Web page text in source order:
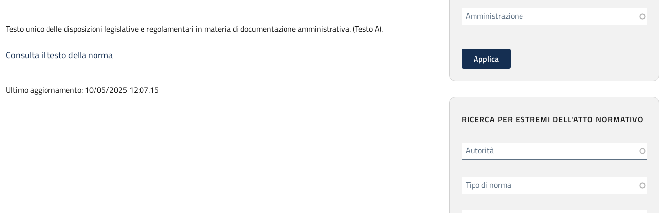
Testo unico delle disposizioni legislative e regolamentari in materia di documentazione amministrativa. (Testo A).
Consulta il testo della norma
Ultimo aggiornamento: 10/05/2025 12:07.15
Amministrazione
RICERCA PER ESTREMI DELL'ATTO NORMATIVO
Autorità
Tipo di norma